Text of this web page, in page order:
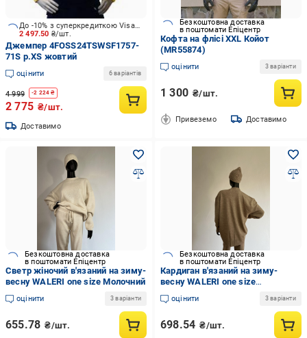
2 497.50 ₴/шт.
До -10% з суперкредиткою Visa Вигода
Джемпер 4FOSS24TSWSF1757-
71S р.XS жовтий
оцінити 6 варіантів
4 999 -2 224 ₴
2 775 ₴/шт.
Доставимо
Безкоштовна доставка
в поштомати Епіцентр
Кофта на флісі XXL Койот
(MR55874)
оцінити 3 варіанти
1 300 ₴/шт.
Привеземо Доставимо
Безкоштовна доставка
в поштомати Епіцентр
Светр жіночий в'язаний на зиму-
весну WALERI one size Молочний
оцінити 3 варіанти
655.78 ₴/шт.
Безкоштовна доставка
в поштомати Епіцентр
Кардиган в'язаний на зиму-
весну WALERI one size
Коричневий
оцінити 3 варіанти
698.54 ₴/шт.